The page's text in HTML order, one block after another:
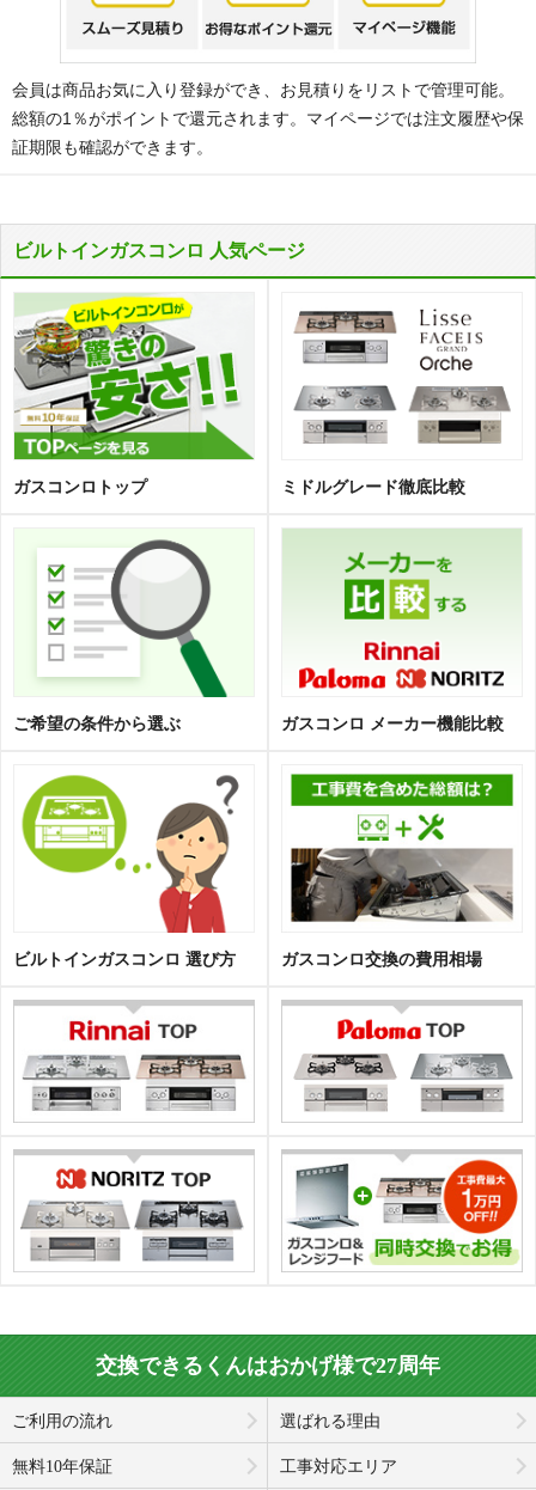
会員は商品お気に入り登録ができ、お見積りをリストで管理可能。
総額の1％がポイントで還元されます。マイページでは注文履歴や保
証期限も確認ができます。
ビルトインガスコンロ 人気ページ
ガスコンロトップ ミドルグレード徹底比較
ご希望の条件から選ぶ ガスコンロ メーカー機能比較
ビルトインガスコンロ 選び方 ガスコンロ交換の費用相場
交換できるくんはおかげ様で27周年
ご利用の流れ 選ばれる理由
無料10年保証 工事対応エリア